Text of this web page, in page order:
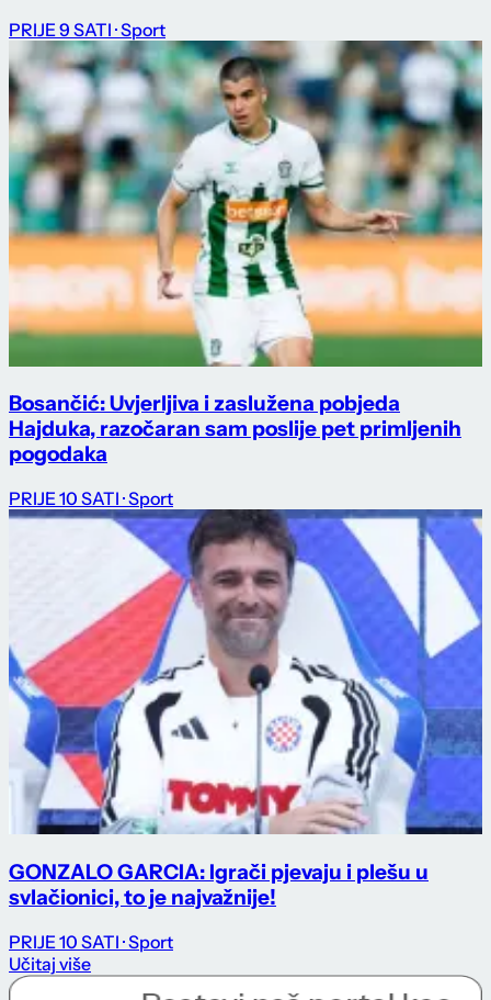
PRIJE 9 SATI · Sport
Bosančić: Uvjerljiva i zaslužena pobjeda
Hajduka, razočaran sam poslije pet primljenih
pogodaka
PRIJE 10 SATI · Sport
GONZALO GARCIA: Igrači pjevaju i plešu u
svlačionici, to je najvažnije!
PRIJE 10 SATI · Sport
Učitaj više